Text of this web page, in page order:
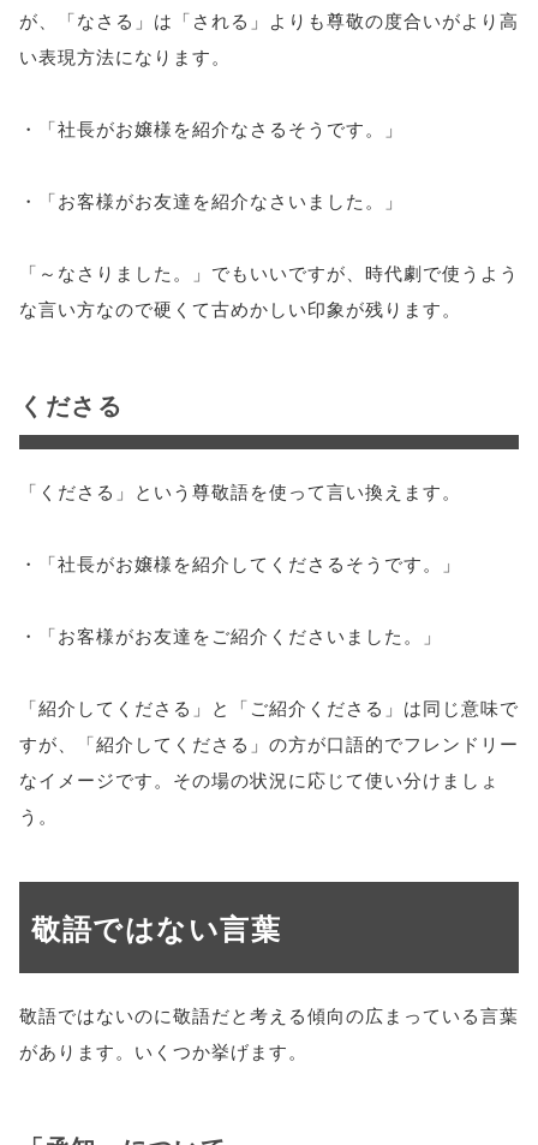
が、「なさる」は「される」よりも尊敬の度合いがより高
い表現方法になります。
・「社長がお嬢様を紹介なさるそうです。」
・「お客様がお友達を紹介なさいました。」
「～なさりました。」でもいいですが、時代劇で使うよう
な言い方なので硬くて古めかしい印象が残ります。
くださる
「くださる」という尊敬語を使って言い換えます。
・「社長がお嬢様を紹介してくださるそうです。」
・「お客様がお友達をご紹介くださいました。」
「紹介してくださる」と「ご紹介くださる」は同じ意味で
すが、「紹介してくださる」の方が口語的でフレンドリー
なイメージです。その場の状況に応じて使い分けましょ
う。
敬語ではない言葉
敬語ではないのに敬語だと考える傾向の広まっている言葉
があります。いくつか挙げます。